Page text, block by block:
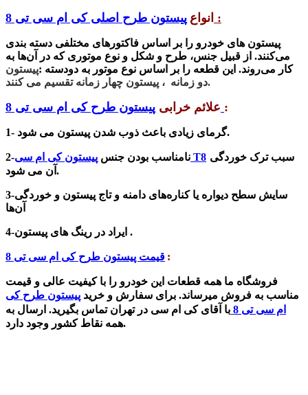
انواع پیستون طرح اصلی کی ام سی تی 8 :
پیستون‌ های خودرو را بر اساس فاکتورهای مختلفی دسته بندی
می‌کنند. از قبیل جنس، طرح و شکل و نوع موتوری که در آن‌ها به
کار می‌روند. این قطعه را بر اساس نوع موتور به دودسته :پیستون
دو زمانه ،پیستون چهار زمانه تقسیم می کنند.
علائم خرابی :
1- گرمای زیادی باعث ذوب شدن پیستون می شود.
2-نامناسب بودن جنس پیستون کی ام سی T8 سبب ترک خوردگی
آن می شود.
3-سایش سطح دیواره یا کناره‌های دامنه و تاج پیستون و خوردگی
آن‌ها
4-ایراد در رینگ های پیستون .
قیمت پیستون طرح کی ام سی تی 8 :
فروشگاه ما همه قطعات این خودرو را با کیفیت عالی و قیمت
مناسب به فروش میرساند. برای سفارش و خرید پیستون طرح کی
ام سی تی 8
با آقای کی ام سی در تهران تماس بگیرید. ارسال به
همه نقاط کشور وجود دارد.